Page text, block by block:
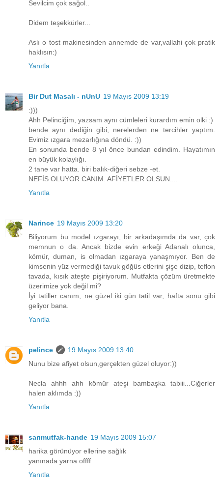
Sevilcim çok sağol..
Didem teşekkürler...
Aslı o tost makinesinden annemde de var,vallahi çok pratik
haklısın:)
Yanıtla
Bir Dut Masalı - nUnU 19 Mayıs 2009 13:19
:)))
Ahh Pelinciğim, yazsam aynı cümleleri kurardım emin olki :)
bende aynı dediğin gibi, nerelerden ne tercihler yaptım.
Evimiz ızgara mezarlığına döndü. :))
En sonunda bende 8 yıl önce bundan edindim. Hayatımın
en büyük kolaylığı.
2 tane var hatta. biri balık-diğeri sebze -et.
NEFİS OLUYOR CANIM. AFİYETLER OLSUN....
Yanıtla
Narince 19 Mayıs 2009 13:20
Biliyorum bu model ızgarayı, bir arkadaşımda da var, çok
memnun o da. Ancak bizde evin erkeği Adanalı olunca,
kömür, duman, is olmadan ızgaraya yanaşmıyor. Ben de
kimsenin yüz vermediği tavuk göğüs etlerini şişe dizip, teflon
tavada, kısık ateşte pişiriyorum. Mutfakta çözüm üretmekte
üzerimize yok değil mi?
İyi tatiller canım, ne güzel iki gün tatil var, hafta sonu gibi
geliyor bana.
Yanıtla
pelince
19 Mayıs 2009 13:40
Nunu bize afiyet olsun,gerçekten güzel oluyor:))
Necla ahhh ahh kömür ateşi bambaşka tabiii...Ciğerler
halen aklımda :))
Yanıtla
sarımutfak-hande 19 Mayıs 2009 15:07
harika görünüyor ellerine sağlık
yanınada yarna offff
Yanıtla